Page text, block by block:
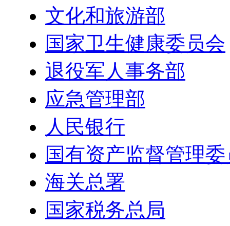
文化和旅游部
国家卫生健康委员会
退役军人事务部
应急管理部
人民银行
国有资产监督管理
海关总署
国家税务总局